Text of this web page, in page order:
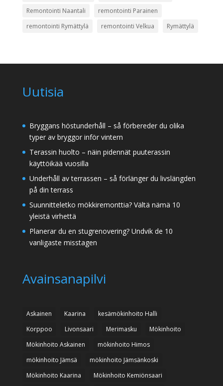
Remontointi Naantali
remontointi Parainen
remontointi Rymättylä
remontointi Velkua Rymättylä
Uutisia
Bryggans höstunderhåll – så förbereder du olika
typer av bryggor inför vintern
Terassin huolto – näin pidennät puuterassin
käyttöikää vuosilla
Underhåll av terrassen – så förlänger du livslängden
på din terrass
Suunnitteletko mökkiremonttia? Vältä nämä 10
yleistä virhettä
Planerar du en stugrenovering? Undvik de 10
vanligaste misstagen
Avainsanapilvi
Askainen Kaarina
kesämökinhoito Halli
Korppoo
Livonsaari Merimasku
Mökinhoito
Mökinhoito Askainen
mökinhoito Himos
mökinhoito Jämsä
mökinhoito Jämsänkoski
Mökinhoito Kaarina
Mökinhoito Kemiönsaari